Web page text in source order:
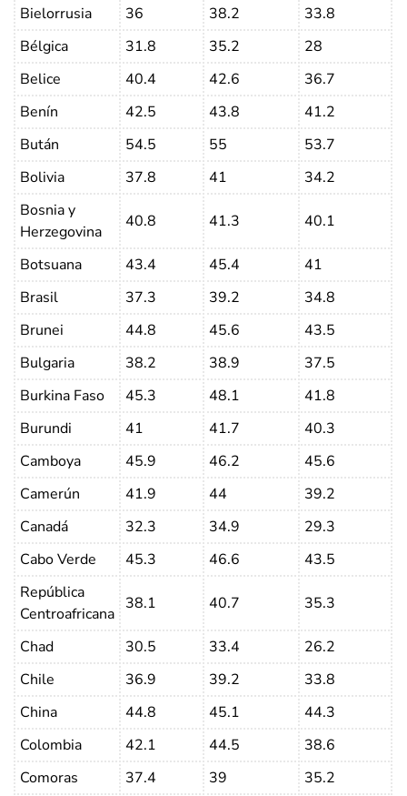
Bielorrusia
36 38.2
33.8
Bélgica
31.8 35.2
28
Belice
40.4 42.6
36.7
Benín
42.5 43.8
41.2
Bután
54.5 55
53.7
Bolivia
37.8 41
34.2
Bosnia y
Herzegovina
40.8 41.3 40.1
Botsuana 43.4 45.4
41
Brasil
37.3 39.2
34.8
Brunei
44.8 45.6
43.5
Bulgaria
38.2 38.9
37.5
Burkina Faso
45.3 48.1
41.8
Burundi
41 41.7
40.3
Camboya
45.9 46.2
45.6
Camerún
41.9 44
39.2
Canadá
32.3 34.9
29.3
Cabo Verde
45.3 46.6
43.5
República
Centroafricana
38.1 40.7 35.3
Chad 30.5 33.4
26.2
Chile
36.9 39.2
33.8
China
44.8 45.1
44.3
Colombia
42.1 44.5
38.6
Comoras
37.4 39 35.2